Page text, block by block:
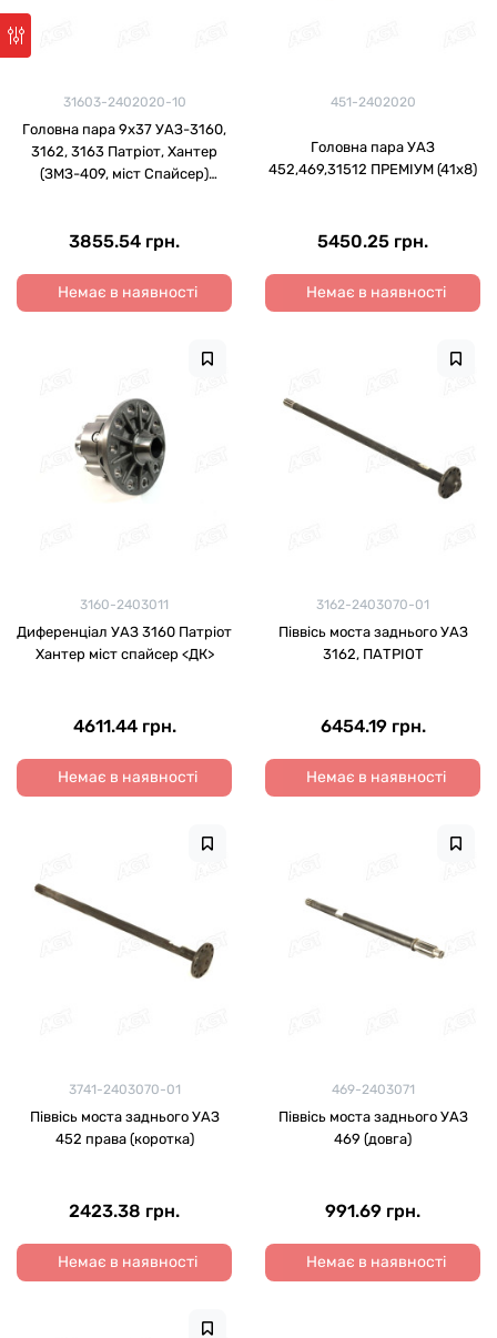
31603-2402020-10
Головна пара 9х37 УАЗ-3160,
3162, 3163 Патріот, Хантер
(ЗМЗ-409, міст Спайсер)
3855.54 грн.
Немає в наявності
451-2402020
Головна пара УАЗ
452,469,31512 ПРЕМІУМ (41х8)
5450.25 грн.
Немає в наявності
3160-2403011
Диференціал УАЗ 3160 Патріот
Хантер міст спайсер <ДК>
4611.44 грн.
Немає в наявності
3162-2403070-01
Піввісь моста заднього УАЗ
3162, ПАТРІОТ
6454.19 грн.
Немає в наявності
3741-2403070-01
Піввісь моста заднього УАЗ
452 права (коротка)
2423.38 грн.
Немає в наявності
469-2403071
Піввісь моста заднього УАЗ
469 (довга)
991.69 грн.
Немає в наявності